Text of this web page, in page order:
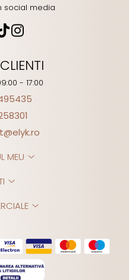
social media
- 17:00
MEU